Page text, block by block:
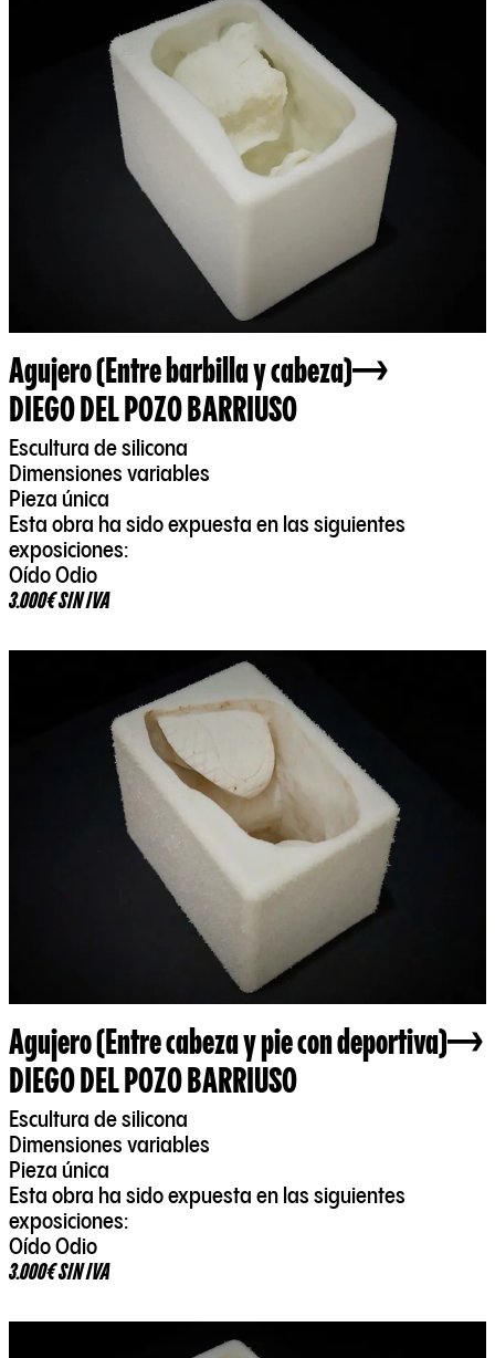
Agujero (Entre barbilla y cabeza)
DIEGO DEL POZO BARRIUSO
Escultura de silicona
Dimensiones variables
Pieza única
Esta obra ha sido expuesta en las siguientes
exposiciones:
Oído Odio
3.000€ SIN IVA
Agujero (Entre cabeza y pie con deportiva)
DIEGO DEL POZO BARRIUSO
Escultura de silicona
Dimensiones variables
Pieza única
Esta obra ha sido expuesta en las siguientes
exposiciones:
Oído Odio
3.000€ SIN IVA